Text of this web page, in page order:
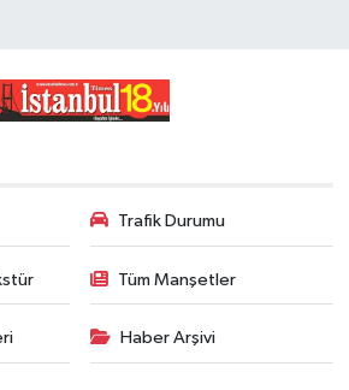
Trafik Durumu
Tüm Manşetler
Haber Arşivi